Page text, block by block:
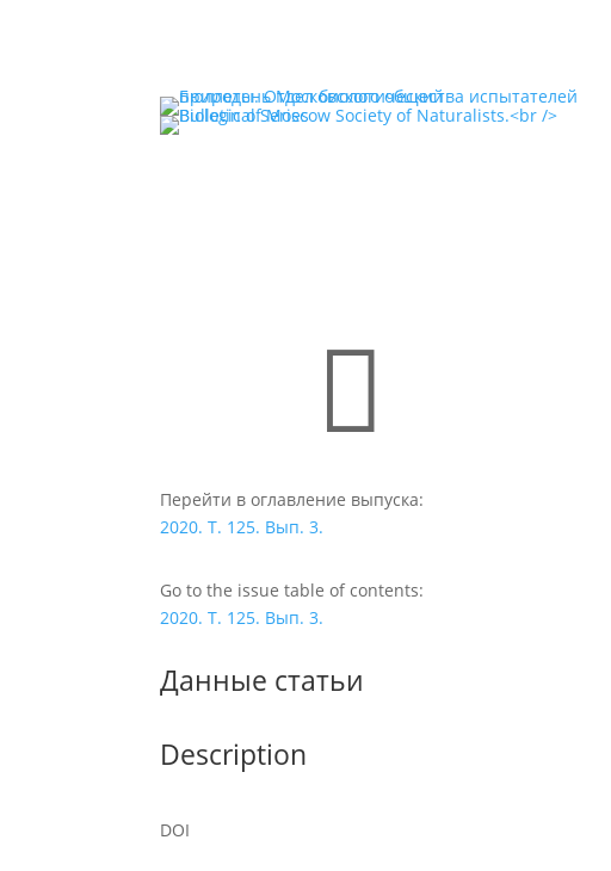

Перейти в оглавление выпуска:
2020. Т. 125. Вып. 3.
Go to the issue table of contents:
2020. Т. 125. Вып. 3.
Данные статьи
Description
DOI